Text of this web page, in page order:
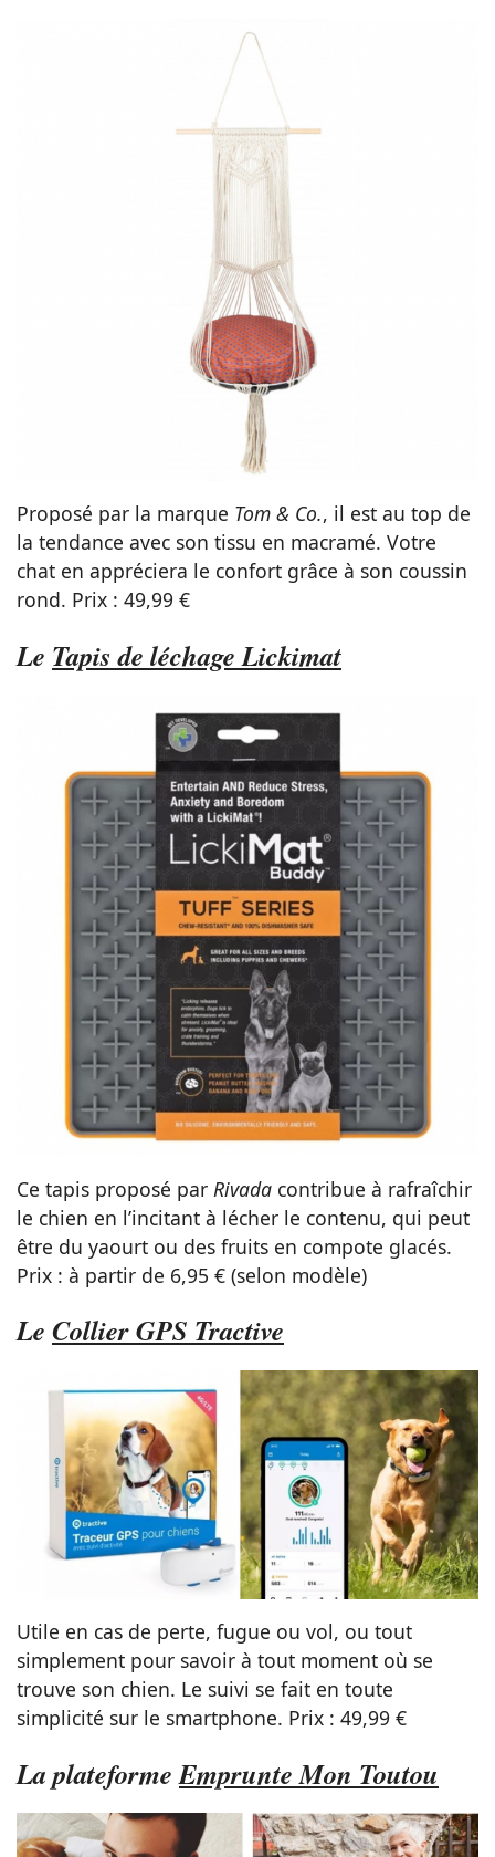
Proposé par la marque Tom & Co., il est au top de
la tendance avec son tissu en macramé. Votre
chat en appréciera le confort grâce à son coussin
rond. Prix : 49,99 €
Le Tapis de léchage Lickimat
Ce tapis proposé par Rivada contribue à rafraîchir
le chien en l’incitant à lécher le contenu, qui peut
être du yaourt ou des fruits en compote glacés.
Prix : à partir de 6,95 € (selon modèle)
Le Collier GPS Tractive
Utile en cas de perte, fugue ou vol, ou tout
simplement pour savoir à tout moment où se
trouve son chien. Le suivi se fait en toute
simplicité sur le smartphone. Prix : 49,99 €
La plateformeEmprunte Mon Toutou